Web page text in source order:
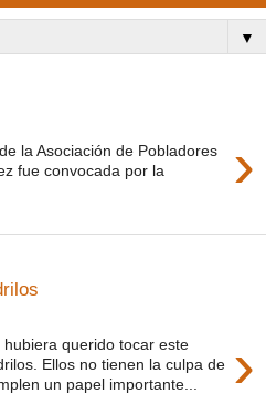
▼
›
la Asociación de Pobladores
fue convocada por la
›
querido tocar este
Ellos no tienen la culpa de
un papel importante...